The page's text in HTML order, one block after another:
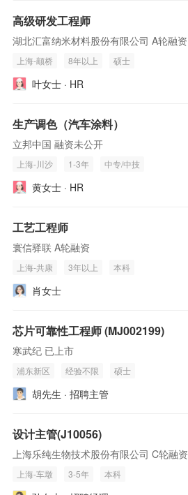
高级研发工程师
湖北汇富纳米材料股份有限公司 A轮融资
上海-颛桥 8年以上 硕士
叶女士 · HR
生产调色（汽车涂料）
立邦中国 融资未公开
上海-川沙 1-3年 中专/中技
黄女士 · HR
工艺工程师
寰信驿联 A轮融资
上海-共康 3年以上 本科
肖女士
芯片可靠性工程师 (MJ002199)
寒武纪 已上市
浦东新区 经验不限 硕士
胡先生 · 招聘主管
设计主管(J10056)
上海乐纯生物技术股份有限公司 C轮融资
上海-车墩 3-5年 本科